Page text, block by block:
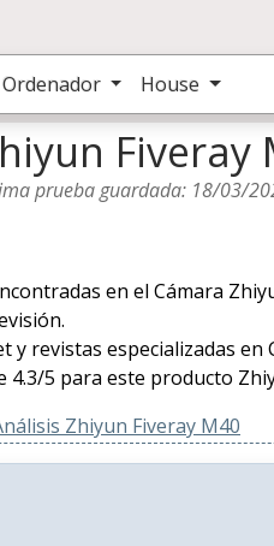
Ordenador House
Fiveray
prueba guardada: 18/03/
en el Cámara
revistas especializadas en
4.3/5 para este producto
Zhiyun Fiveray M40